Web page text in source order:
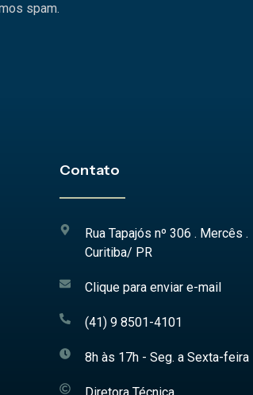
spam.
Contato
Rua Tapajós nº 306 . Mercês .
Curitiba/ PR
Clique para enviar e-mail
(41) 9 8501-4101
8h às 17h - Seg. a Sexta-feira